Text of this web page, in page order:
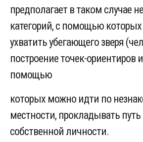
предполагает в таком случае
категорий, с помощью
ухватить убегающего зверя
построение точек-ориентиров
помощью
которых можно идти по
местности, прокладывать
собственной личности.